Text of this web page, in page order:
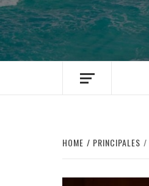
HOME PRINCIPALES